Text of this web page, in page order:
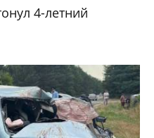
4-летний